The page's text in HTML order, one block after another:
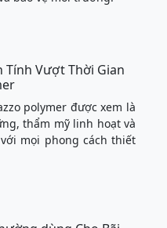
Sơn Epoxy - Cách